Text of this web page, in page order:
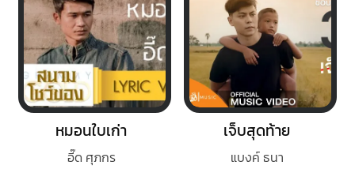
หมอนใบเก่า
อี๊ด ศุภกร
เจ็บสุดท้าย
แบงค์ ธนา